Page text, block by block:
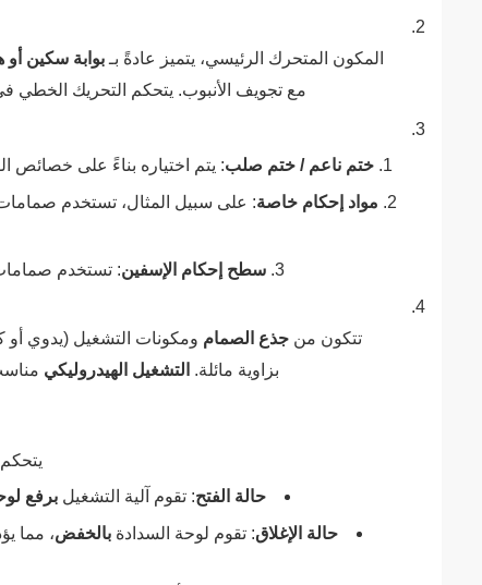
المكون المتحرك الرئيسي، يتميز عادةً بـ ‌ بوابة سكين
مع تجويف الأنبوب. يتحكم التحريك الخطي في
ختم ناعم / ختم صلب‌: يتم اختياره بناءً على خصائص
مواد إحكام خاصة‌: على سبيل المثال، تستخدم صمامات
سطح إحكام الإسفين‌: تستخدم صمامات
تتكون من ‌ جذع الصمام ومكونات التشغيل (يدوي أو
بزاوية مائلة. ‌ التشغيل الهيدروليكي
حالة الفتح‌: تقوم آلية التشغيل ‌ برفع
حالة الإغلاق‌: تقوم لوحة السدادة ‌ بالخفض‌، مما